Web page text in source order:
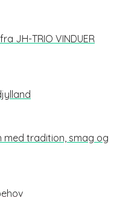
JH-TRIO VINDUER
med tradition, smag og